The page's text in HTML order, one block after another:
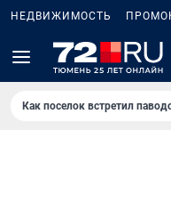
НЕДВИЖИМОСТЬ
Как поселок встретил